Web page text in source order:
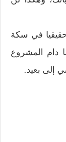
حقيقيا في سكة
دام المشروع
إلى بعيد.